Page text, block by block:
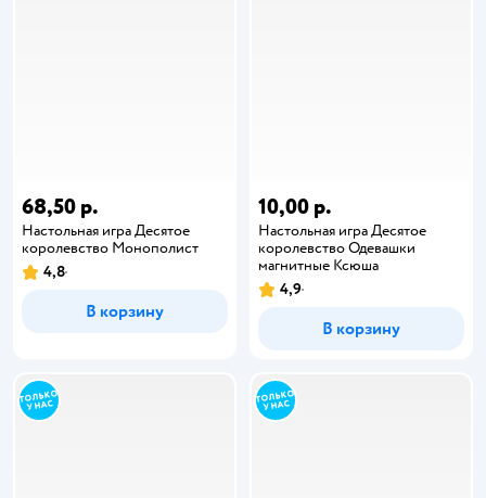
68,50 р.
Настольная игра Десятое
королевство Монополист
4,8
В корзину
10,00 р.
Настольная игра Десятое
королевство Одевашки
магнитные Ксюша
4,9
В корзину